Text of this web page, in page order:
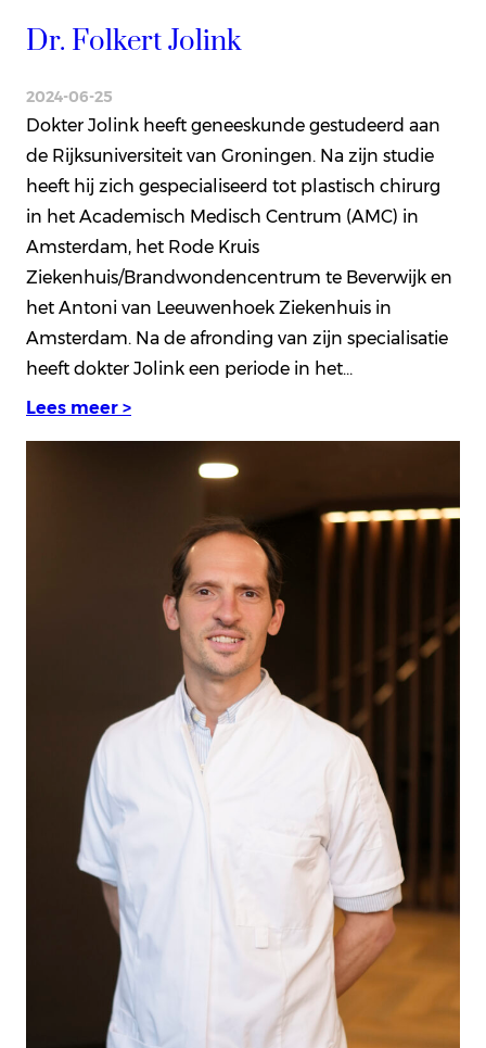
Dr. Folkert Jolink
2024-06-25
Dokter Jolink heeft geneeskunde gestudeerd aan
de Rijksuniversiteit van Groningen. Na zijn studie
heeft hij zich gespecialiseerd tot plastisch chirurg
in het Academisch Medisch Centrum (AMC) in
Amsterdam, het Rode Kruis
Ziekenhuis/Brandwondencentrum te Beverwijk en
het Antoni van Leeuwenhoek Ziekenhuis in
Amsterdam. Na de afronding van zijn specialisatie
heeft dokter Jolink een periode in het…
Lees meer >